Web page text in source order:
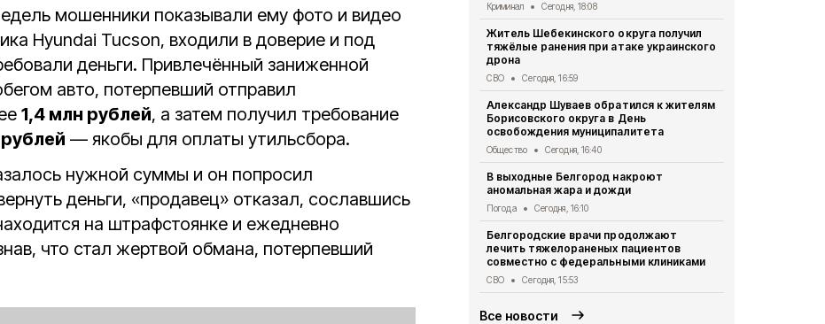
мошенники показывали ему фото и видео
Hyundai Tucson, входили в доверие и под
деньги. Привлечённый заниженной
авто, потерпевший отправил
1,4 млн рублей, а затем получил требование
— якобы для оплаты утильсбора.
нужной суммы и он попросил
деньги, «продавец» отказал, сославшись
на штрафстоянке и ежедневно
что стал жертвой обмана, потерпевший
Криминал Сегодня, 18:08
Житель Шебекинского округа получил
тяжёлые ранения при атаке украинского
дрона
СВО Сегодня, 16:59
Александр Шуваев обратился к жителям
Борисовского округа в День
освобождения муниципалитета
Общество Сегодня, 16:40
В выходные Белгород накроют
аномальная жара и дожди
Погода Сегодня, 16:10
Белгородские врачи продолжают
лечить тяжелораненых пациентов
совместно с федеральными клиниками
СВО Сегодня, 15:53
Все новости